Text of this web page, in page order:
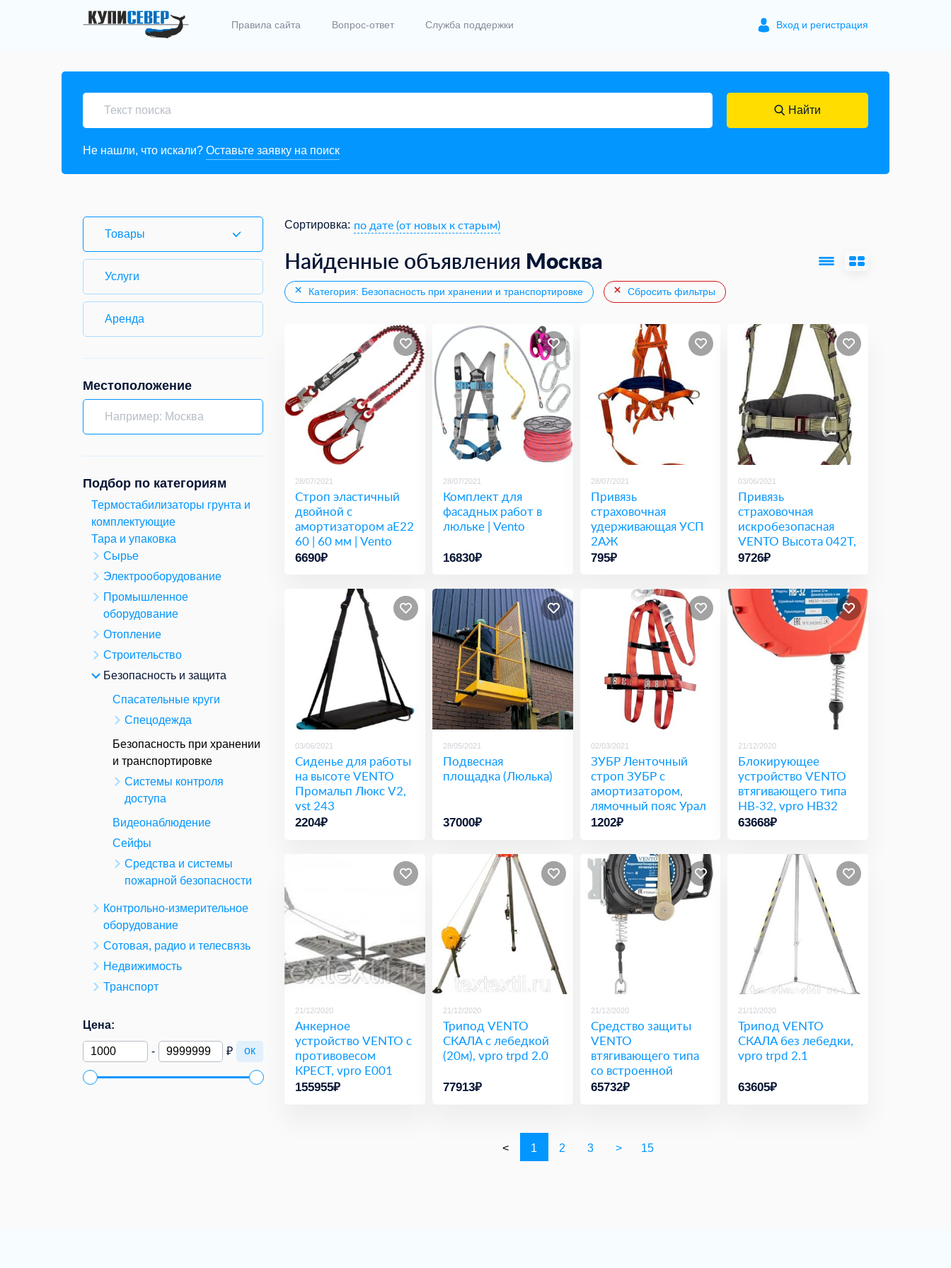
Правила сайта Вопрос-ответ Служба поддержки Вход и регистрация
Найти
Не нашли, что искали? Оставьте заявку на поиск
Товары
Услуги
Аренда
Местоположение
Подбор по категориям
Термостабилизаторы грунта и
комплектующие
Тара и упаковка
Сырье
Электрооборудование
Промышленное
оборудование
Отопление
Строительство
Безопасность и защита
Спасательные круги
Спецодежда
Безопасность при хранении
и транспортировке
Системы контроля
доступа
Видеонаблюдение
Сейфы
Средства и системы
пожарной безопасности
Контрольно-измерительное
оборудование
Сотовая, радио и телесвязь
Недвижимость
Транспорт
Цена:
- ₽ ок
Сортировка: по дате (от новых к старым)
Найденные объявления Москва
Категория: Безопасность при хранении и транспортировке Сбросить фильтры
28/07/2021
Строп эластичный
двойной с
амортизатором аЕ22
60 | 60 мм | Vento
6690₽
28/07/2021
Комплект для
фасадных работ в
люльке | Vento
16830₽
28/07/2021
Привязь
страховочная
удерживающая УСП
2АЖ
795₽
03/06/2021
Привязь
страховочная
искробезопасная
VENTO Высота 042Т,
vst 042T (1(44-54))
9726₽
03/06/2021
Сиденье для работы
на высоте VENTO
Промальп Люкс V2,
vst 243
2204₽
28/05/2021
Подвесная
площадка (Люлька)
37000₽
02/03/2021
ЗУБР Ленточный
строп ЗУБР с
амортизатором,
лямочный пояс Урал
11583
1202₽
21/12/2020
Блокирующее
устройство VENTO
втягивающего типа
НВ-32, vpro HB32
63668₽
21/12/2020
Анкерное
устройство VENTO с
противовесом
КРЕСТ, vpro Е001
155955₽
21/12/2020
Трипод VENTO
СКАЛА с лебедкой
(20м), vpro trpd 2.0
77913₽
21/12/2020
Средство защиты
VENTO
втягивающего типа
со встроенной
лебедкой 15м, vpro
65732₽
21/12/2020
Трипод VENTO
СКАЛА без лебедки,
vpro trpd 2.1
63605₽
< 1 2 3 > 15